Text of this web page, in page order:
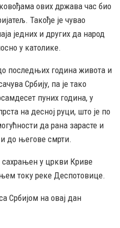
ових држава час био
Такође је чувао
једних и других да народ
у католике.
последњих година живота и
Србију, па је тако
пуних година, у
на десној руци, што је по
да рана зарасте и
до његове смрти.
сахрањен у цркви Криве
току реке Деспотовице.
Србијом на овај дан